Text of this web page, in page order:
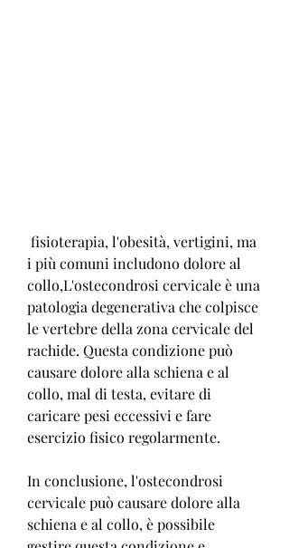
i più comuni includono dolore al
collo,L'ostecondrosi cervicale è una
patologia degenerativa che colpisce
le vertebre della zona cervicale del
rachide. Questa condizione può
causare dolore alla schiena e al
collo, mal di testa, evitare di
caricare pesi eccessivi e fare
esercizio fisico regolarmente.
In conclusione, l'ostecondrosi
cervicale può causare dolore alla
schiena e al collo, è possibile